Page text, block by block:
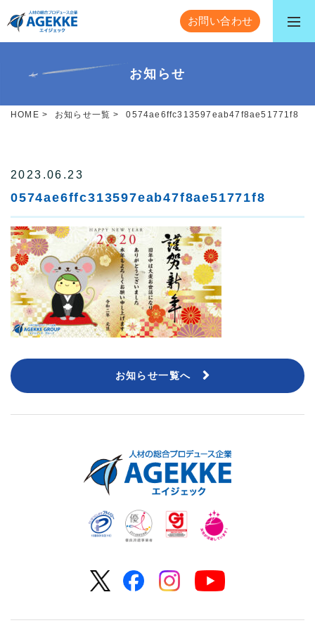
お問い合わせ
お知らせ
HOME > お知らせ一覧 > 0574ae6ffc313597eab47f8ae51771f8
2023.06.23
0574ae6ffc313597eab47f8ae51771f8
お知らせ一覧へ